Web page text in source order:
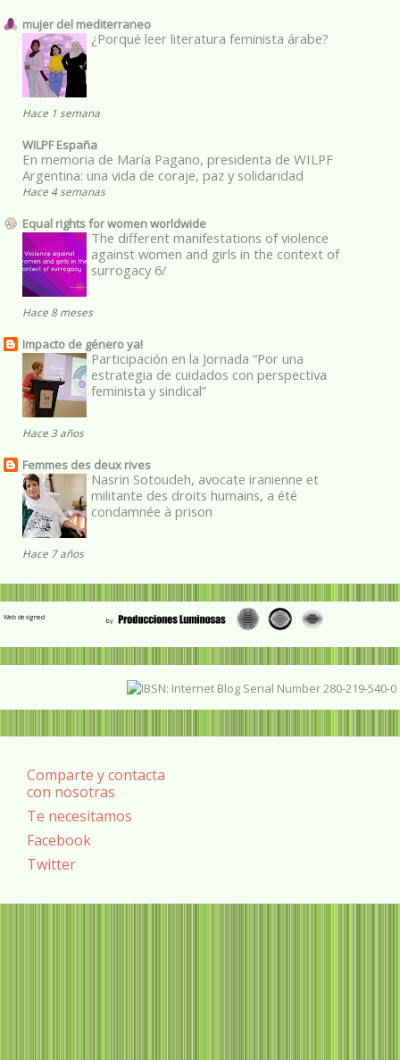
mujer del mediterraneo
¿Porqué leer literatura feminista árabe?
Hace 1 semana
WILPF España
En memoria de María Pagano, presidenta de WILPF
Argentina: una vida de coraje, paz y solidaridad
Hace 4 semanas
Equal rights for women worldwide
The different manifestations of violence
against women and girls in the context of
surrogacy 6/
Hace 8 meses
Impacto de género ya!
Participación en la Jornada “Por una
estrategia de cuidados con perspectiva
feminista y sindical”
Hace 3 años
Femmes des deux rives
Nasrin Sotoudeh, avocate iranienne et
militante des droits humains, a été
condamnée à prison
Hace 7 años
Web designed
Comparte y contacta
con nosotras
Te necesitamos
Facebook
Twitter